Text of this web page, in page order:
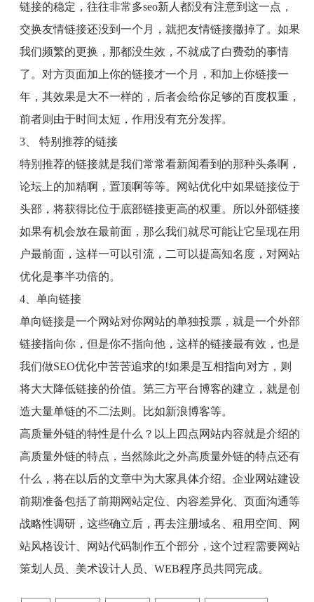
链接的稳定，往往非常多seo新人都没有注意到这一点，
交换友情链接还没到一个月，就把友情链接撤掉了。如果
我们频繁的更换，那都没生效，不就成了白费劲的事情
了。对方页面加上你的链接才一个月，和加上你链接一
年，其效果是大不一样的，后者会给你足够的百度权重，
前者则由于时间太短，作用没有充分发挥。
3、 特别推荐的链接
特别推荐的链接就是我们常常看新闻看到的那种头条啊，
论坛上的加精啊，置顶啊等等。网站优化中如果链接位于
头部，将获得比位于底部链接更高的权重。所以外部链接
如果有机会放在最前面，那么我们就尽可能让它呈现在用
户最前面，这样一可以引流，二可以提高知名度，对网站
优化是事半功倍的。
4、单向链接
单向链接是一个网站对你网站的单独投票，就是一个外部
链接指向你，但是你不指向他，这样的链接最有效，也是
我们做SEO优化中苦苦追求的!如果是互相指向对方，则
将大大降低链接的价值。第三方平台博客的建立，就是创
造大量单链的不二法则。比如新浪博客等。
高质量外链的特性是什么？以上四点网站内容就是介绍的
高质量外链的特点，当然除此之外高质量外链的特点还有
什么，将在以后的文章中为大家具体介绍。企业网站建设
前期准备包括了前期网站定位、内容差异化、页面沟通等
战略性调研，这些确立后，再去注册域名、租用空间、网
站风格设计、网站代码制作五个部分，这个过程需要网站
策划人员、美术设计人员、 WEB程序员共同完成。